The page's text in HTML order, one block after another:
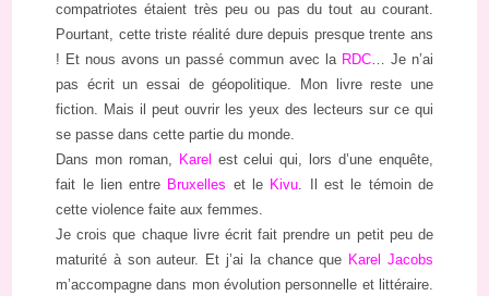
compatriotes étaient très peu ou pas du tout au courant.
Pourtant, cette triste réalité dure depuis presque trente ans
! Et nous avons un passé commun avec la RDC… Je n’ai
pas écrit un essai de géopolitique. Mon livre reste une
fiction. Mais il peut ouvrir les yeux des lecteurs sur ce qui
se passe dans cette partie du monde.
Dans mon roman, Karel est celui qui, lors d’une enquête,
fait le lien entre Bruxelles et le Kivu. Il est le témoin de
cette violence faite aux femmes.
Je crois que chaque livre écrit fait prendre un petit peu de
maturité à son auteur. Et j’ai la chance que Karel Jacobs
m’accompagne dans mon évolution personnelle et littéraire.